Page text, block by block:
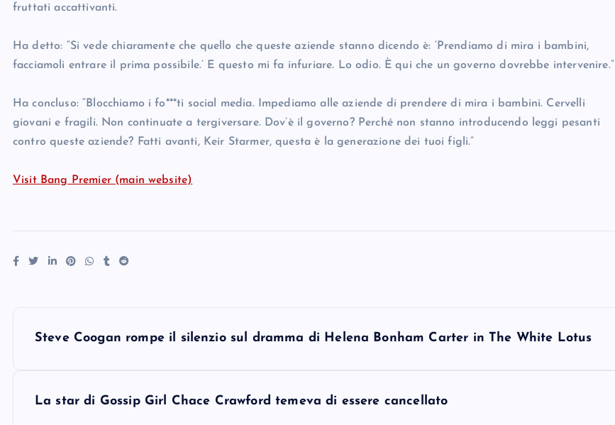
fruttati accattivanti.
Ha detto: “Si vede chiaramente che quello che queste aziende stanno dicendo è: ‘Prendiamo di mira i bambini,
facciamoli entrare il prima possibile.’ E questo mi fa infuriare. Lo odio. È qui che un governo dovrebbe intervenire.”
Ha concluso: “Blocchiamo i fo***ti social media. Impediamo alle aziende di prendere di mira i bambini. Cervelli
giovani e fragili. Non continuate a tergiversare. Dov’è il governo? Perché non stanno introducendo leggi pesanti
contro queste aziende? Fatti avanti, Keir Starmer, questa è la generazione dei tuoi figli.”
Visit Bang Premier (main website)
Steve Coogan rompe il silenzio sul dramma di Helena Bonham Carter in The White Lotus
La star di Gossip Girl Chace Crawford temeva di essere cancellato